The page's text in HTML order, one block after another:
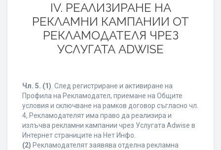
IV. РЕАЛИЗИРАНЕ НА
РЕКЛАМНИ КАМПАНИИ ОТ
РЕКЛАМОДАТЕЛЯ ЧРЕЗ
УСЛУГАТА ADWISE
Чл. 5. (1) . След регистриране и активиране на
Профила на Рекламодател, приемане на Общите
условия и сключване на рамков договор съгласно чл.
4, Рекламодателят има право да реализира и
излъчва рекламни кампании чрез Услугата Adwise в
Интернет страниците на Нет Инфо.
(2) Рекламодателят заявява отделна рекламна